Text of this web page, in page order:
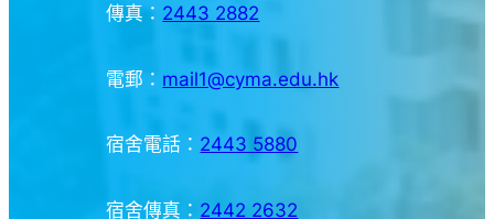
傳真： 2443 2882
電郵： mail1@cyma.edu.hk
宿舍電話： 2443 5880
宿舍傳真： 2442 2632